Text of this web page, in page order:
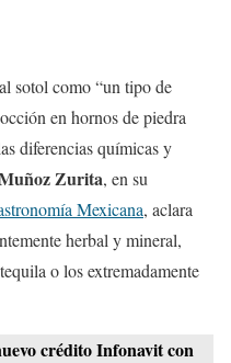
sotol como “un tipo de
en hornos de piedra
diferencias químicas y
Zurita, en su
Mexicana, aclara
herbal y mineral,
o los extremadamente
crédito Infonavit con